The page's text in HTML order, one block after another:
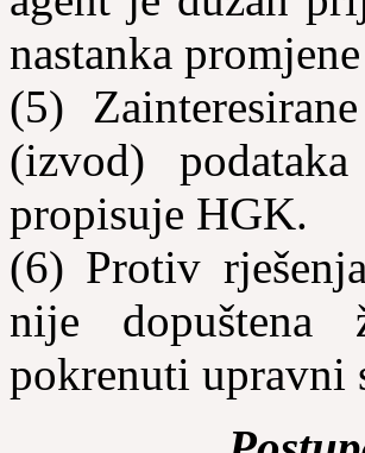
nastanka
(5)
(izvod)
propisuje HGK.
(6) Protiv
nije dopuštena
pokrenuti upravni